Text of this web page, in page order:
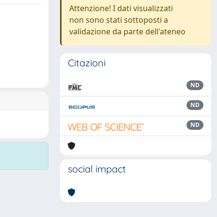
Attenzione! I dati visualizzati
non sono stati sottoposti a
validazione da parte dell'ateneo
Citazioni
ND
ND
ND
social impact